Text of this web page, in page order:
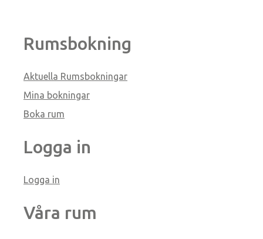
Rumsbokning
Aktuella Rumsbokningar
Mina bokningar
Boka rum
Logga in
Logga in
Våra rum